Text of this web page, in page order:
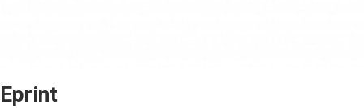
Eprint